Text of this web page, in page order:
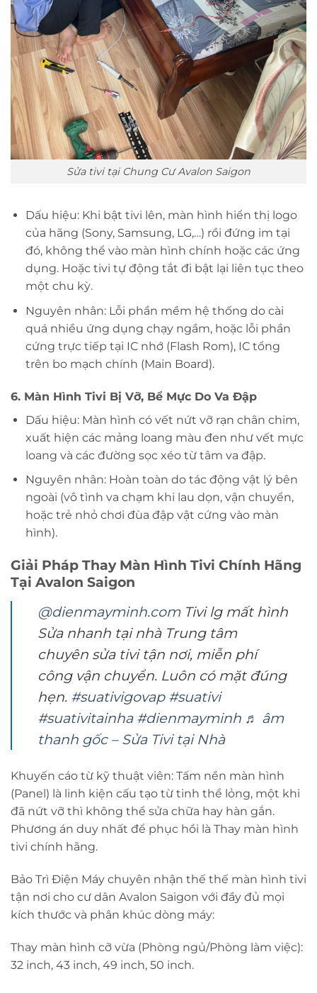
Sửa tivi tại Chung Cư Avalon Saigon
Dấu hiệu: Khi bật tivi lên, màn hình hiển thị logo
của hãng (Sony, Samsung, LG,…) rồi đứng im tại
đó, không thể vào màn hình chính hoặc các ứng
dụng. Hoặc tivi tự động tắt đi bật lại liên tục theo
một chu kỳ.
Nguyên nhân: Lỗi phần mềm hệ thống do cài
quá nhiều ứng dụng chạy ngầm, hoặc lỗi phần
cứng trực tiếp tại IC nhớ (Flash Rom), IC tổng
trên bo mạch chính (Main Board).
6. Màn Hình Tivi Bị Vỡ, Bể Mực Do Va Đập
Dấu hiệu: Màn hình có vết nứt vỡ rạn chân chim,
xuất hiện các mảng loang màu đen như vết mực
loang và các đường sọc xéo từ tâm va đập.
Nguyên nhân: Hoàn toàn do tác động vật lý bên
ngoài (vô tình va chạm khi lau dọn, vận chuyển,
hoặc trẻ nhỏ chơi đùa đập vật cứng vào màn
hình).
Giải Pháp Thay Màn Hình Tivi Chính Hãng
Tại Avalon Saigon
@dienmayminh.comTivi lg mất hình
Sửa nhanh tại nhà Trung tâm
chuyên sửa tivi tận nơi, miễn phí
công vận chuyển. Luôn có mặt đúng
hẹn. #suativigovap #suativi
#suativitainha #dienmayminh ♬ âm
thanh gốc – Sửa Tivi tại Nhà
Khuyến cáo từ kỹ thuật viên: Tấm nền màn hình
(Panel) là linh kiện cấu tạo từ tinh thể lỏng, một khi
đã nứt vỡ thì không thể sửa chữa hay hàn gắn.
Phương án duy nhất để phục hồi là Thay màn hình
tivi chính hãng.
Bảo Trì Điện Máy chuyên nhận thế thế màn hình tivi
tận nơi cho cư dân Avalon Saigon với đầy đủ mọi
kích thước và phân khúc dòng máy:
Thay màn hình cỡ vừa (Phòng ngủ/Phòng làm việc):
32 inch, 43 inch, 49 inch, 50 inch.